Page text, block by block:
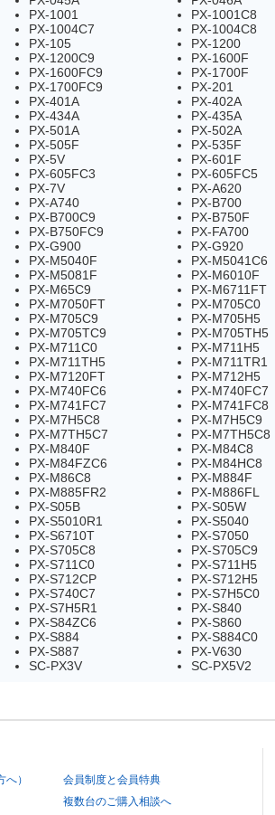
PX-1001 PX-1001C8
PX-1004C7 PX-1004C8
PX-105 PX-1200
PX-1200C9 PX-1600F
PX-1600FC9 PX-1700F
PX-1700FC9 PX-201
PX-401A PX-402A
PX-434A PX-435A
PX-501A PX-502A
PX-505F PX-535F
PX-5V PX-601F
PX-605FC3 PX-605FC5
PX-7V PX-A620
PX-A740 PX-B700
PX-B700C9 PX-B750F
PX-B750FC9 PX-FA700
PX-G900 PX-G920
PX-M5040F PX-M5041C6
PX-M5081F PX-M6010F
PX-M65C9 PX-M6711FT
PX-M7050FT PX-M705C0
PX-M705C9 PX-M705H5
PX-M705TC9 PX-M705TH5
PX-M711C0 PX-M711H5
PX-M711TH5 PX-M711TR1
PX-M7120FT PX-M712H5
PX-M740FC6 PX-M740FC7
PX-M741FC7 PX-M741FC8
PX-M7H5C8 PX-M7H5C9
PX-M7TH5C7 PX-M7TH5C8
PX-M840F PX-M84C8
PX-M84FZC6 PX-M84HC8
PX-M86C8 PX-M884F
PX-M885FR2 PX-M886FL
PX-S05B PX-S05W
PX-S5010R1 PX-S5040
PX-S6710T PX-S7050
PX-S705C8 PX-S705C9
PX-S711C0 PX-S711H5
PX-S712CP PX-S712H5
PX-S740C7 PX-S7H5C0
PX-S7H5R1 PX-S840
PX-S84ZC6 PX-S860
PX-S884 PX-S884C0
PX-S887 PX-V630
SC-PX3V SC-PX5V2
）
会員制度と会員特典
複数台のご購入相談へ